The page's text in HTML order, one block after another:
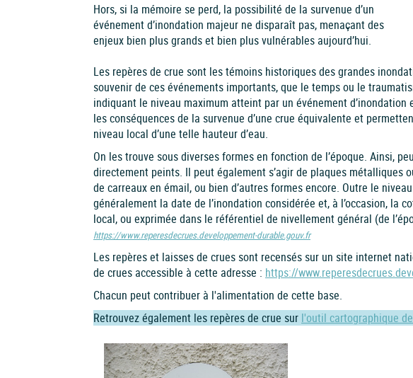
Hors, si la mémoire se perd, la possibilité de la survenue d’un
événement d’inondation majeur ne disparaît pas, menaçant des
enjeux bien plus grands et bien plus vulnérables aujourd’hui.
Les repères de crue sont les témoins historiques des grandes
souvenir de ces événements importants, que le temps ou le
indiquant le niveau maximum atteint par un événement
les conséquences de la survenue d’une crue équivalente et
niveau local d’une telle hauteur d’eau.
On les trouve sous diverses formes en fonction de l’époque. Ainsi,
directement peints. Il peut également s’agir de plaques métalliques
de carreaux en émail, ou bien d’autres formes encore. Outre le
généralement la date de l’inondation considérée et, à l’occasion, la
local, ou exprimée dans le référentiel de nivellement général (de
https://www.reperesdecrues.developpement-durable.gouv.fr
Les repères et laisses de crues sont recensés sur un site internet
de crues accessible à cette adresse : https://
Chacun peut contribuer à l'alimentation de cette base.
Retrouvez également les repères de crue sur l'outil cartographique